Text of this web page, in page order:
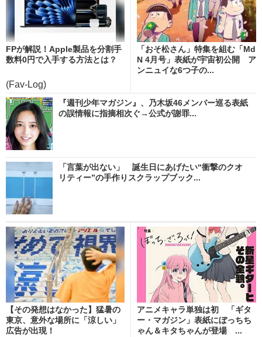
FPが解説！Apple製品を分割手
数料0円で入手する方法とは？
(Fav-Log)
「おそ松さん」特集を組む「Md
N 4月号」表紙が宇宙初公開 ア
ンニュイな6つ子の...
『週刊少年マガジン』、乃木坂46メンバー巡る表紙
の誤情報に指摘相次ぐ→公式が謝罪...
「言葉が出ない」 誕生日にあげたい“衝撃のクオ
リティー”の手作りスクラップブック...
【その発想はなかった】猛暑の
東京、意外な場所に「涼しい」
広告が出現！
アニメキャラ単独は初 「ギタ
ー・マガジン」表紙にぼっちち
ゃん＆キタちゃんが登場 ...